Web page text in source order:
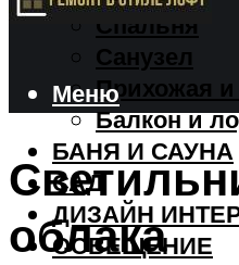
Спальня
Санузел
Прихожая
Балкон и
БАНЯ И САУНА
САД
ДИЗАЙН
ОСВЕЩЕНИЕ
Меню
облака